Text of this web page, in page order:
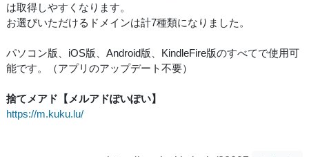
は取得しやすくなります。
お選びいただけるドメインは計7種類になりました。
パソコン版、iOS版、Android版、KindleFire版のすべてで使用可
能です。（アプリのアップデート不要）
捨てメアド【メルアドぽいぽい】
https://m.kuku.lu/